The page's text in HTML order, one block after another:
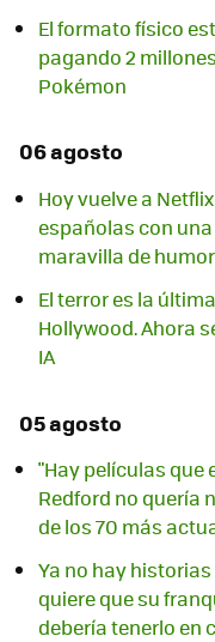
El formato físico
pagando 2
Pokémon
06 agosto
Hoy vuelve a
españolas con
maravilla de
El terror es la
Hollywood. Ahora
IA
05 agosto
"Hay películas que
Redford no quería
de los 70 más
Ya no hay historias
quiere que su
debería tenerlo en